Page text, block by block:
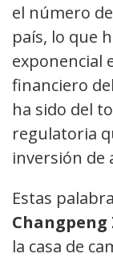
el número
país, lo que
exponencial
financiero
ha sido del
regulatoria
inversión de
Estas
Changpeng
la casa de